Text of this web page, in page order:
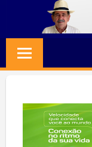
content
Jornalismo
Credibilidade